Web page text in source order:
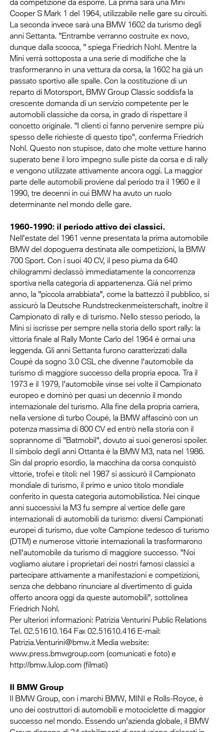
da competizione da esporre. La prima sarà una Mini
Cooper S Mark 1 del 1964, utilizzabile nelle gare su circuiti.
La seconda invece sarà una BMW 1602 da turismo degli
anni Settanta. "Entrambe verranno costruite ex novo,
dunque dalla scocca, " spiega Friedrich Nohl. Mentre la
Mini verrà sottoposta a una serie di modifiche che la
trasformeranno in una vettura da corsa, la 1602 ha già un
passato sportivo alle spalle. Con la costituzione di un
reparto di Motorsport, BMW Group Classic soddisfa la
crescente domanda di un servizio competente per le
automobili classiche da corsa, in grado di rispettare il
concetto originale. "I clienti ci fanno pervenire sempre più
spesso delle richieste di questo tipo", conferma Friedrich
Nohl. Questo non stupisce, dato che molte vetture hanno
superato bene il loro impegno sulle piste da corsa e di rally
e vengono utilizzate attivamente ancora oggi. La maggior
parte delle automobili proviene dal periodo tra il 1960 e il
1990, tre decenni in cui BMW ha avuto un ruolo
determinante nel mondo delle gare.
1960-1990: il periodo attivo dei classici.
Nell'estate del 1961 venne presentata la prima automobile
BMW del dopoguerra destinata alle competizioni, la BMW
700 Sport. Con i suoi 40 CV, il peso piuma da 640
chilogrammi declassò immediatamente la concorrenza
sportiva nella categoria di appartenenza. Già nel primo
anno, la "piccola arrabbiata", come la battezzò il pubblico, si
assicurò la Deutsche Rundstreckenmeisterschaft, inoltre il
Campionato di rally e di turismo. Nello stesso periodo, la
Mini si iscrisse per sempre nella storia dello sport rally: la
vittoria finale al Rally Monte Carlo del 1964 è ormai una
leggenda. Gli anni Settanta furono caratterizzati dalla
Coupé da sogno 3.0 CSL che divenne l'automobile da
turismo di maggiore successo della propria epoca. Tra il
1973 e il 1979, l'automobile vinse sei volte il Campionato
europeo e dominò per quasi un decennio il mondo
internazionale del turismo. Alla fine della propria carriera,
nella versione di turbo Coupé, la BMW affascinò con un
potenza massima di 800 CV ed entrò nella storia con il
soprannome di "Batmobil", dovuto ai suoi generosi spoiler.
Il simbolo degli anni Ottanta è la BMW M3, nata nel 1986.
Sin dal proprio esordio, la macchina da corsa conquistò
vittorie, trofei e titoli: nel 1987 si assicurò il Campionato
mondiale di turismo, il primo e unico titolo mondiale
conferito in questa categoria automobilistica. Nei cinque
anni successivi la M3 fu sempre al vertice delle gare
internazionali di automobili da turismo: diversi Campionati
europei di turismo, due volte Campione tedesco di turismo
(DTM) e numerose vittorie internazionali la trasformarono
nell'automobile da turismo di maggiore successo. "Noi
vogliamo aiutare i proprietari dei nostri famosi classici a
partecipare attivamente a manifestazioni e competizioni,
senza che debbano rinunciare al divertimento di guida
offerto ancora oggi da queste automobili", sottolinea
Friedrich Nohl.
Per ulteriori informazioni: Patrizia Venturini Public Relations
Tel. 02.51610.164 Fax 02.51610.416 E-mail:
Patrizia.Venturini@bmw.it Media website:
www.press.bmwgroup.com (comunicati e foto) e
http://bmw.lulop.com (filmati)
Il BMW Group
Il BMW Group, con i marchi BMW, MINI e Rolls-Royce, è
uno dei costruttori di automobili e motociclette di maggior
successo nel mondo. Essendo un'azienda globale, il BMW